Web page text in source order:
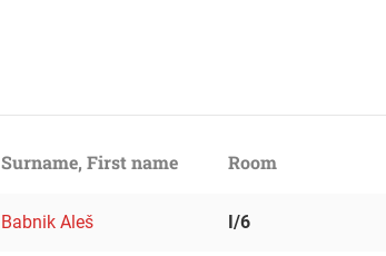
Surname, First name Room
Babnik Aleš I/6